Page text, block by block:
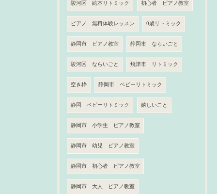
駿河区 絵本リトミック 初心者 ピアノ教室
ピアノ 無料体験レッスン 0歳リトミック
静岡市 ピアノ教室 静岡市 ならいごと
駿河区 ならいごと 焼津市 リトミック
空き枠 静岡市 ベビーリトミック
静岡 ベビーリトミック 嬉しいこと
静岡市 小学生 ピアノ教室
静岡市 幼児 ピアノ教室
静岡市 初心者 ピアノ教室
静岡市 大人 ピアノ教室